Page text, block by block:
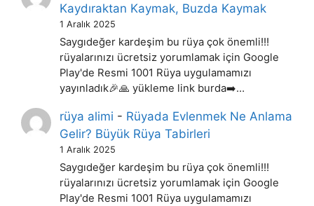
Kaydıraktan Kaymak, Buzda Kaymak
1 Aralık 2025
Saygıdeğer kardeşim bu rüya çok önemli!!!
rüyalarınızı ücretsiz yorumlamak için Google
Play'de Resmi 1001 Rüya uygulamamızı
yayınladık🎉🙏 yükleme link burda➡️…
rüya alimi - Rüyada Evlenmek Ne Anlama
Gelir? Büyük Rüya Tabirleri
1 Aralık 2025
Saygıdeğer kardeşim bu rüya çok önemli!!!
rüyalarınızı ücretsiz yorumlamak için Google
Play'de Resmi 1001 Rüya uygulamamızı